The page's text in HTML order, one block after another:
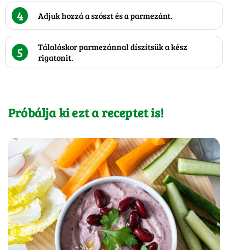
4 Adjuk hozzá a szószt és a parmezánt.
5
Tálaláskor parmezánnal díszítsük a kész
rigatonit.
Próbálja ki ezt a receptet is!